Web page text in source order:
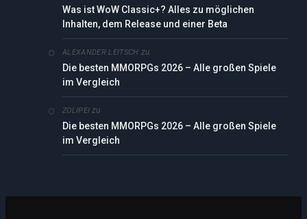
Was ist WoW Classic+? Alles zu möglichen
Inhalten, dem Release und einer Beta
ALEXANDER LEITSCH zu
Die besten MMORPGs 2026 – Alle großen Spiele
im Vergleich
ZOLIPEI zu
Die besten MMORPGs 2026 – Alle großen Spiele
im Vergleich